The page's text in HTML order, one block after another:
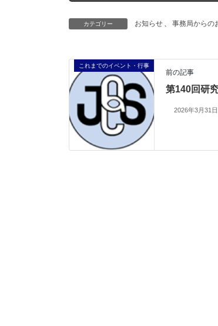
カテゴリー お知らせ 、 事務局からの
これまでのイベント・行事
前の記事
第140回研
2026年3月31日